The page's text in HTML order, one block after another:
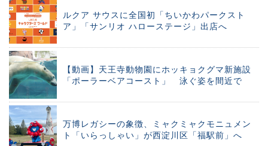
ルクア サウスに全国初「ちいかわパークスト
ア」「サンリオ ハローステージ」出店へ
【動画】天王寺動物園にホッキョクグマ新施設
「ポーラーベアコースト」 泳ぐ姿を間近で
万博レガシーの象徴、ミャクミャクモニュメン
ト「いらっしゃい」が西淀川区「福駅前」へ